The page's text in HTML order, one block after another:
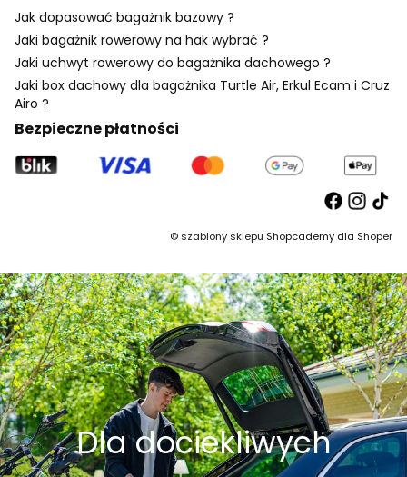
Jak dopasować bagażnik bazowy ?
Jaki bagażnik rowerowy na hak wybrać ?
Jaki uchwyt rowerowy do bagażnika dachowego ?
Jaki box dachowy dla bagażnika Turtle Air, Erkul Ecam i Cruz
Airo ?
Bezpieczne płatności
©szablony sklepu Shopcademy dla Shoper
Dla dociekliwych